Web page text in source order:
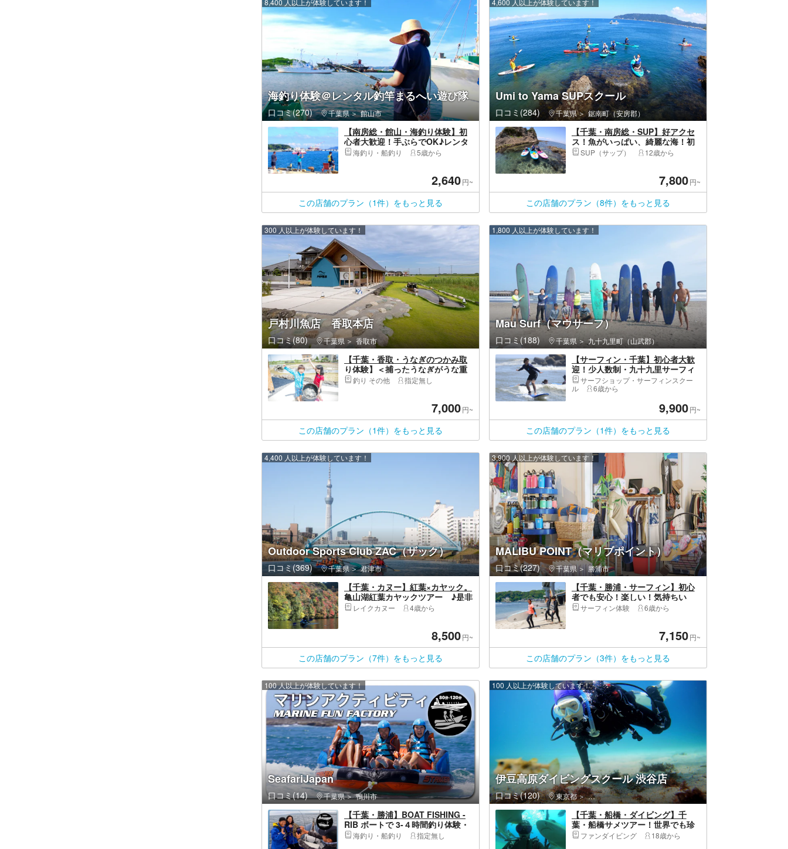
海釣り体験＠レンタル釣竿まるへい遊び隊
口コミ(270) 千葉県 館山市
8,400 人以上が体験しています！
【南房総・館山・海釣り体験】初
心者大歓迎！手ぶらでOK♪レンタ
ル釣り竿で、のんびり海釣り体
海釣り・船釣り 5歳から
2,640円~
この店舗のプラン（1件）をもっと見る
Umi to Yama SUPスクール
口コミ(284) 千葉県 鋸南町（安房郡）
4,600 人以上が体験しています！
【千葉・南房総・SUP】好アクセ
ス！魚がいっぱい、綺麗な海！初
心者SUP体験！
SUP（サップ） 12歳から
7,800円~
この店舗のプラン（8件）をもっと見る
戸村川魚店 香取本店
口コミ(80) 千葉県 香取市
300 人以上が体験しています！
【千葉・香取・うなぎのつかみ取
り体験】＜捕ったうなぎがうな重
で食べられる＞安全に川遊び体
釣り その他 指定無し
7,000円~
この店舗のプラン（1件）をもっと見る
Mau Surf（マウサーフ）
口コミ(188) 千葉県 九十九里町（山武郡）
1,800 人以上が体験しています！
【サーフィン・千葉】初心者大歓
迎！少人数制・九十九里サーフィ
ンスクール
サーフショップ・サーフィンスクー
ル
6歳から
9,900円~
この店舗のプラン（1件）をもっと見る
Outdoor Sports Club ZAC（ザック）
口コミ(369) 千葉県 君津市
4,400 人以上が体験しています！
【千葉・カヌー】紅葉×カヤック。
亀山湖紅葉カヤックツアー ♪是非
1度は見て頂きたい景色です。
レイクカヌー 4歳から
8,500円~
この店舗のプラン（7件）をもっと見る
MALIBU POINT（マリブポイント）
口コミ(227) 千葉県 勝浦市
3,900 人以上が体験しています！
【千葉・勝浦・サーフィン】初心
者でも安心！楽しい！気持ちい
い！サーフィン体験ならMALIBU
サーフィン体験 6歳から
7,150円~
この店舗のプラン（3件）をもっと見る
SeafariJapan
口コミ(14) 千葉県 鴨川市
100 人以上が体験しています！
【千葉・勝浦】BOAT FISHING -
RIB ボートで 3-４時間釣り体験・
ルアーフィシング・サビキ釣り
海釣り・船釣り 指定無し
伊豆高原ダイビングスクール 渋谷店
口コミ(120) 東京都 渋谷区・原宿・恵比寿・代官山
100 人以上が体験しています！
【千葉・船橋・ダイビング】千
葉・船橋サメツアー！世界でも珍
しい！大量のサメと泳ごう！写真
ファンダイビング 18歳から